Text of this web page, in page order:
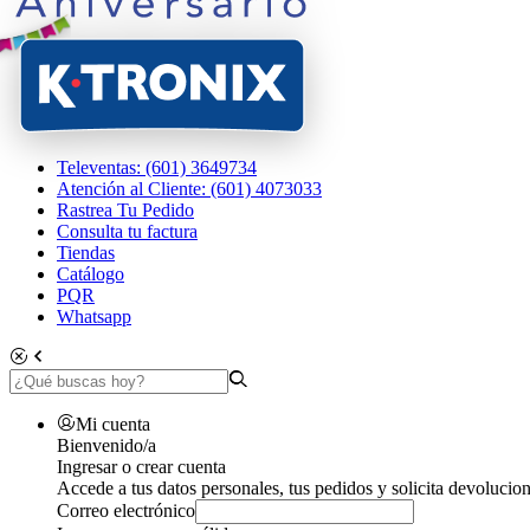
Televentas: (601) 3649734
Atención al Cliente: (601) 4073033
Rastrea Tu Pedido
Consulta tu factura
Tiendas
Catálogo
PQR
Whatsapp
Mi cuenta
Bienvenido/a
Ingresar o crear cuenta
Accede a tus datos personales, tus pedidos y solicita
Correo electrónico